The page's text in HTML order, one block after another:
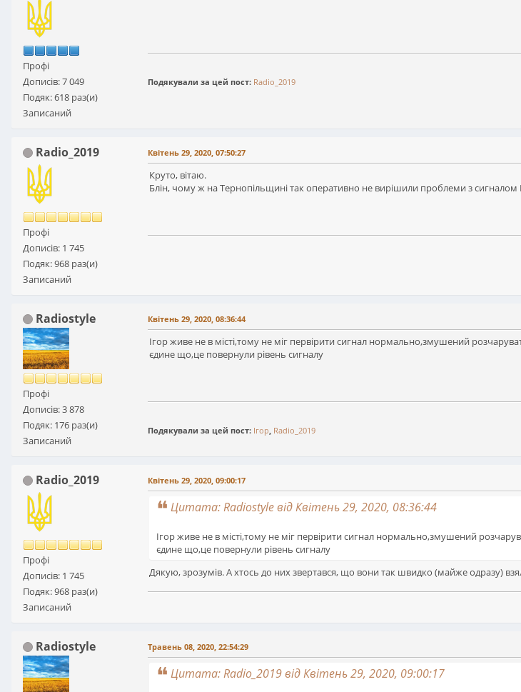
Профі
Дописів: 7 049
Подяк: 618 раз(и)
Записаний
Подякували за цей пост: Radio_2019
Radio_2019
Профі
Дописів: 1 745
Подяк: 968 раз(и)
Записаний
Квітень 29, 2020, 07:50:27
Круто, вітаю.
Блін, чому ж на Тернопільщині так оперативно не вирішили проблеми з сигналом
Radiostyle
Профі
Дописів: 3 878
Подяк: 176 раз(и)
Записаний
Квітень 29, 2020, 08:36:44
Ігор живе не в місті,тому не міг первірити сигнал нормально,змушений
єдине що,це повернули рівень сигналу
Подякували за цей пост: Ігор Radio_2019
Radio_2019
Профі
Дописів: 1 745
Подяк: 968 раз(и)
Записаний
Квітень 29, 2020, 09:00:17
Цитата: Radiostyle від Квітень 29, 2020, 08:36:44
Ігор живе не в місті,тому не міг первірити сигнал нормально,змушений
єдине що,це повернули рівень сигналу
Дякую, зрозумів. А хтось до них звертався, що вони так швидко (майже одразу)
Radiostyle Травень 08, 2020, 22:54:29
Цитата: Radio_2019 від Квітень 29, 2020, 09:00:17